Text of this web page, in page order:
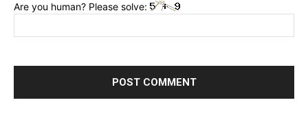
Are you human? Please solve: